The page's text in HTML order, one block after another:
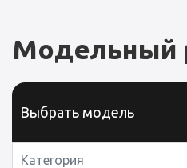
Модельный
Выбрать модель
Категория